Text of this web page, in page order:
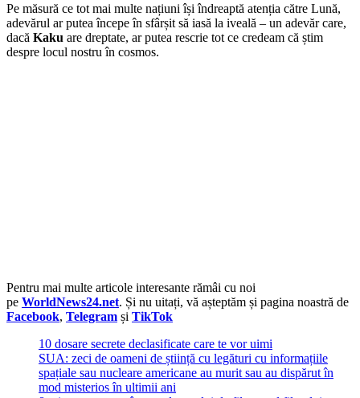
Pe măsură ce tot mai multe națiuni își îndreaptă atenția către Lună,
adevărul ar putea începe în sfârșit să iasă la iveală – un adevăr care,
dacă Kaku are dreptate, ar putea rescrie tot ce credeam că știm
despre locul nostru în cosmos.
Pentru mai multe articole interesante rămâi cu noi
pe WorldNews24.net. Și nu uitați, vă așteptăm și pagina noastră de
Facebook, Telegram și TikTok
10 dosare secrete declasificate care te vor uimi
SUA: zeci de oameni de știință cu legături cu informațiile
spațiale sau nucleare americane au murit sau au dispărut în
mod misterios în ultimii ani